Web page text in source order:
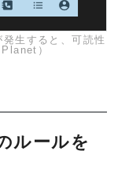
生すると、可読性
）
ルールを